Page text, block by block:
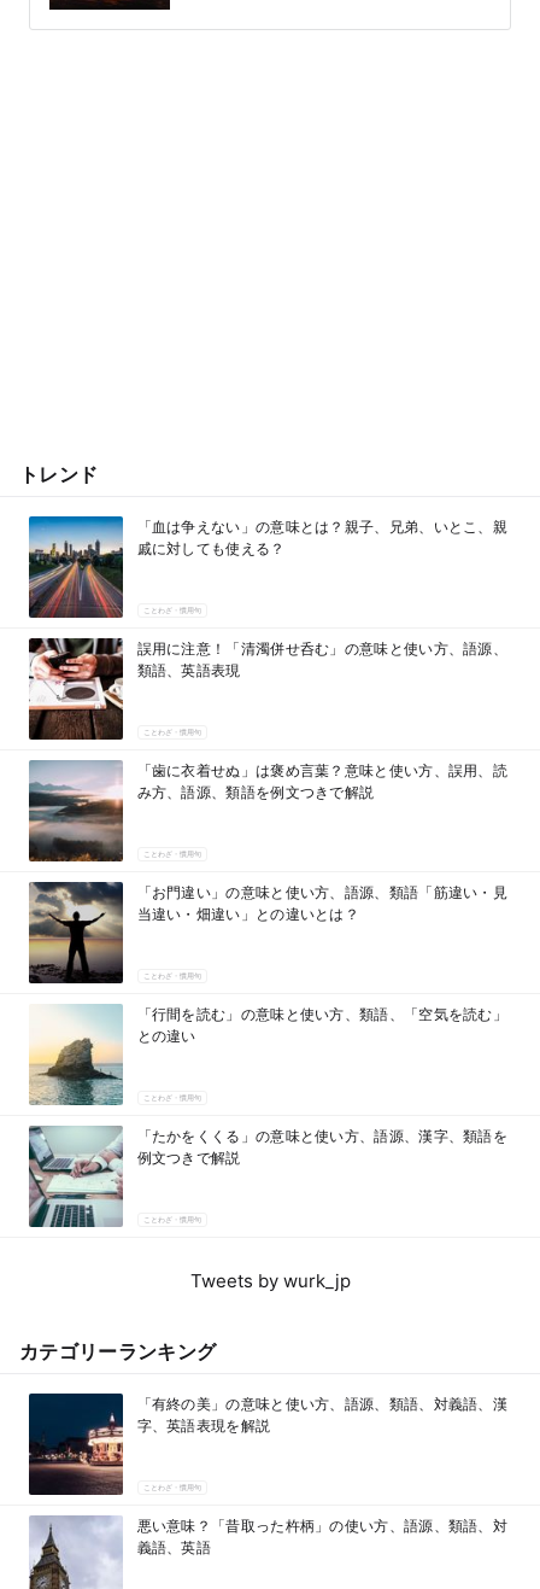
トレンド
「血は争えない」の意味とは？親子、兄弟、いとこ、親
戚に対しても使える？
ことわざ・慣用句
誤用に注意！「清濁併せ呑む」の意味と使い方、語源、
類語、英語表現
ことわざ・慣用句
「歯に衣着せぬ」は褒め言葉？意味と使い方、誤用、読
み方、語源、類語を例文つきで解説
ことわざ・慣用句
「お門違い」の意味と使い方、語源、類語「筋違い・見
当違い・畑違い」との違いとは？
ことわざ・慣用句
「行間を読む」の意味と使い方、類語、「空気を読む」
との違い
ことわざ・慣用句
「たかをくくる」の意味と使い方、語源、漢字、類語を
例文つきで解説
ことわざ・慣用句
Tweets by wurk_jp
カテゴリーランキング
「有終の美」の意味と使い方、語源、類語、対義語、漢
字、英語表現を解説
ことわざ・慣用句
悪い意味？「昔取った杵柄」の使い方、語源、類語、対
義語、英語